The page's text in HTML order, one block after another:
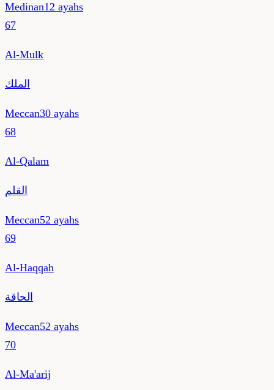
Medinan12 ayahs
67
Al-Mulk
الملك
Meccan30 ayahs
68
Al-Qalam
القلم
Meccan52 ayahs
69
Al-Haqqah
الحاقة
Meccan52 ayahs
70
Al-Ma'arij